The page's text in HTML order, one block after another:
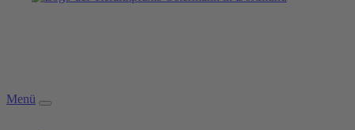
Menü
Mitarbeiterin Tierärztin Ariane Meyersen außerhalb der Praxis
durchgeführt werden, um die Lebensqualität Ihrer pelzigen Begleiter